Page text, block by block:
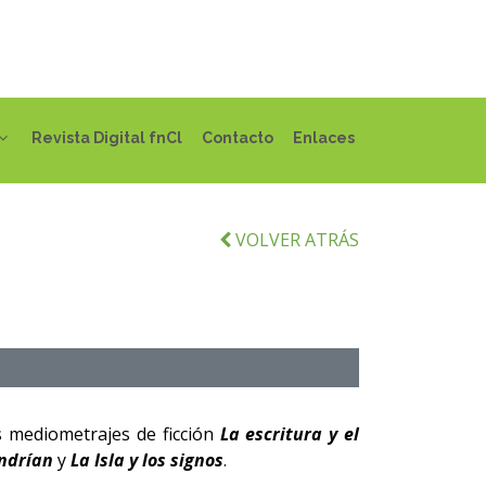
Revista Digital fnCl Contacto Enlaces
VOLVER ATRÁS
de ficción La escritura y el
yLa Isla y los signos.